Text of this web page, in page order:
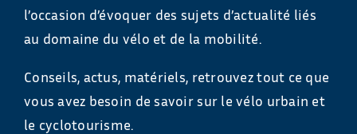
l’occasion d’évoquer des sujets d’actualité liés
au domaine du vélo et de la mobilité.
Conseils, actus, matériels, retrouvez tout ce que
vous avez besoin de savoir sur le vélo urbain et
le cyclotourisme.